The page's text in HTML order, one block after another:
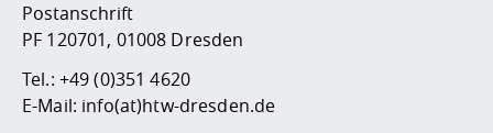
Postanschrift
PF 120701, 01008 Dresden
Tel.: +49 (0)351 4620
E-Mail: info(at)htw-dresden.de